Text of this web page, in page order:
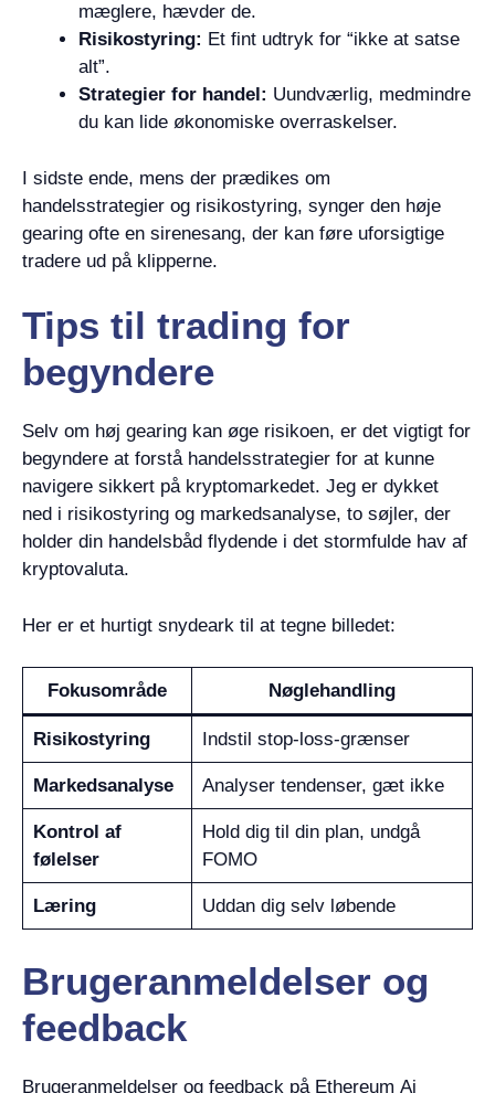
mæglere, hævder de.
Risikostyring: Et fint udtryk for “ikke at satse
alt”.
Strategier for handel: Uundværlig, medmindre
du kan lide økonomiske overraskelser.
I sidste ende, mens der prædikes om
handelsstrategier og risikostyring, synger den høje
gearing ofte en sirenesang, der kan føre uforsigtige
tradere ud på klipperne.
Tips til trading for
begyndere
Selv om høj gearing kan øge risikoen, er det vigtigt for
begyndere at forstå handelsstrategier for at kunne
navigere sikkert på kryptomarkedet. Jeg er dykket
ned i risikostyring og markedsanalyse, to søjler, der
holder din handelsbåd flydende i det stormfulde hav af
kryptovaluta.
Her er et hurtigt snydeark til at tegne billedet:
Fokusområde Nøglehandling
Risikostyring Indstil stop-loss-grænser
Markedsanalyse Analyser tendenser, gæt ikke
Kontrol af
følelser
Hold dig til din plan, undgå
FOMO
Læring Uddan dig selv løbende
Brugeranmeldelser og
feedback
Brugeranmeldelser og feedback på Ethereum Ai